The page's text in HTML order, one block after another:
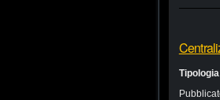
Tipologia